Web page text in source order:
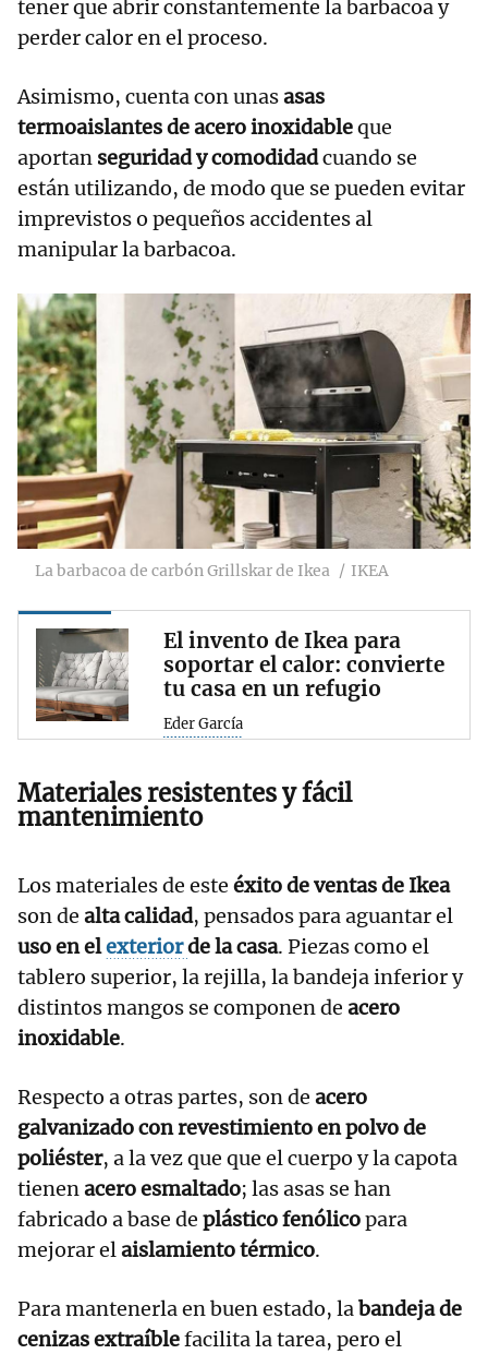
tener que abrir constantemente la barbacoa y
perder calor en el proceso.
Asimismo, cuenta con unasasas
termoaislantes de acero inoxidableque
aportan seguridad y comodidadcuando se
están utilizando, de modo que se pueden evitar
imprevistos o pequeños accidentes al
manipular la barbacoa.
La barbacoa de carbón Grillskar de Ikea IKEA
El invento de Ikea para
soportar el calor: convierte
tu casa en un refugio
Eder García
Materiales resistentes y fácil
mantenimiento
Los materiales de este éxito de ventas de Ikea
son de alta calidad, pensados para aguantar el
uso en elexteriorde la casa. Piezas como el
tablero superior, la rejilla, la bandeja inferior y
distintos mangos se componen de acero
inoxidable.
Respecto a otras partes, son de acero
galvanizado con revestimiento en polvo de
poliéster, a la vez que que el cuerpo y la capota
tienenacero esmaltado; las asas se han
fabricado a base de plástico fenólicopara
mejorar elaislamiento térmico.
Para mantenerla en buen estado, labandeja de
cenizas extraíblefacilita la tarea, pero el